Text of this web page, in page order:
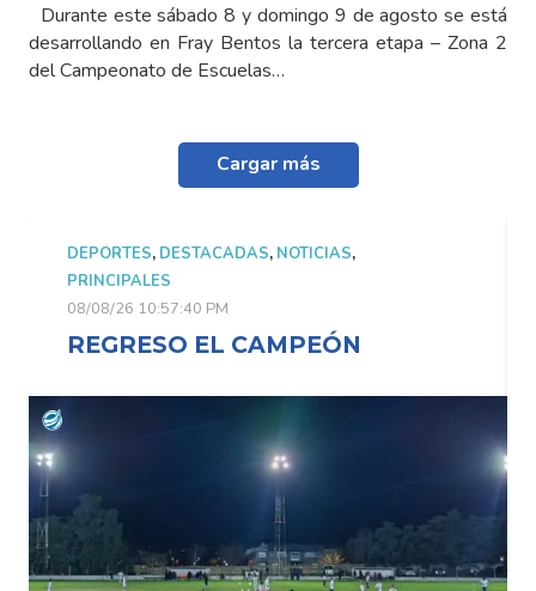
Durante este sábado 8 y domingo 9 de agosto se está
desarrollando en Fray Bentos la tercera etapa – Zona 2
del Campeonato de Escuelas…
Cargar más
NOTICIAS, DEPORTES,
REGRESO EL